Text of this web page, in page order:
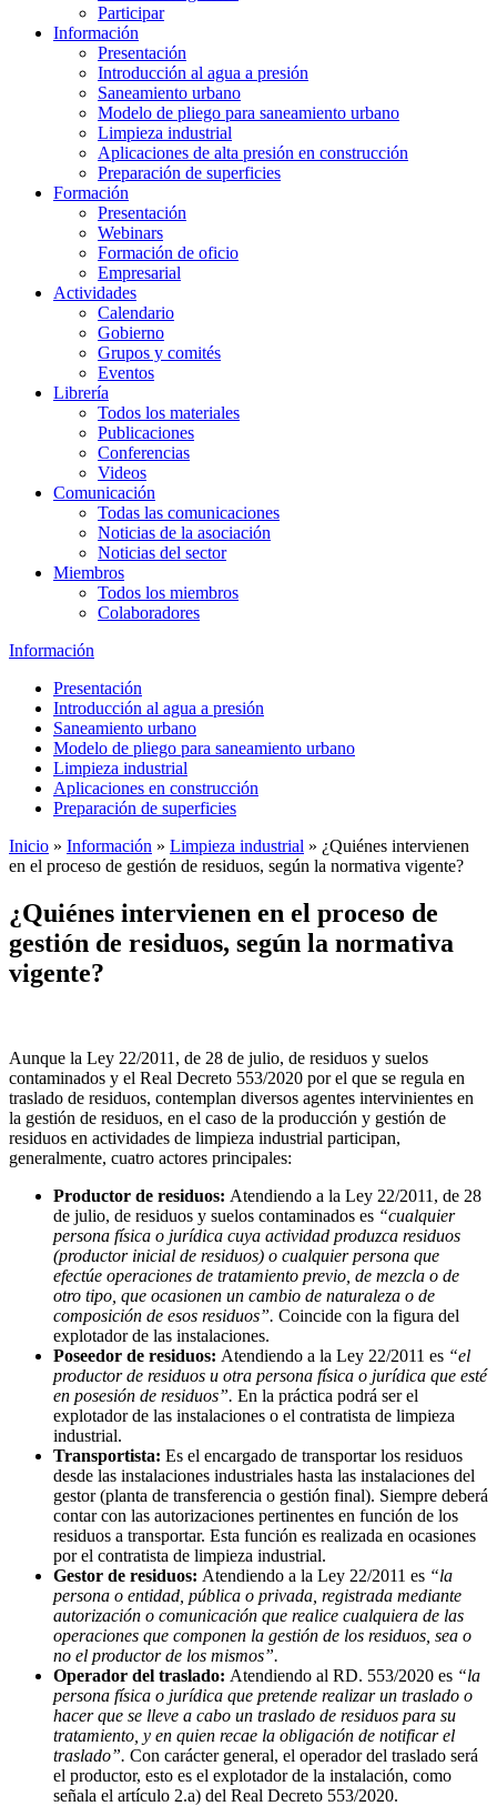
Participar
Información
Presentación
Introducción al agua a presión
Saneamiento urbano
Modelo de pliego para saneamiento urbano
Limpieza industrial
Aplicaciones de alta presión en construcción
Preparación de superficies
Formación
Presentación
Webinars
Formación de oficio
Empresarial
Actividades
Calendario
Gobierno
Grupos y comités
Eventos
Librería
Todos los materiales
Publicaciones
Conferencias
Videos
Comunicación
Todas las comunicaciones
Noticias de la asociación
Noticias del sector
Miembros
Todos los miembros
Colaboradores
Información
Presentación
Introducción al agua a presión
Saneamiento urbano
Modelo de pliego para saneamiento urbano
Limpieza industrial
Aplicaciones en construcción
Preparación de superficies
Inicio » Información » Limpieza industrial » ¿Quiénes intervienen
en el proceso de gestión de residuos, según la normativa vigente?
¿Quiénes intervienen en el proceso de
gestión de residuos, según la normativa
vigente?
Aunque la Ley 22/2011, de 28 de julio, de residuos y suelos
contaminados y el Real Decreto 553/2020 por el que se regula en
traslado de residuos, contemplan diversos agentes intervinientes en
la gestión de residuos, en el caso de la producción y gestión de
residuos en actividades de limpieza industrial participan,
generalmente, cuatro actores principales:
Productor de residuos: Atendiendo a la Ley 22/2011, de 28
de julio, de residuos y suelos con­taminados es “cualquier
persona física o jurídica cuya actividad produzca residuos
(productor inicial de residuos) o cualquier persona que
efectúe operaciones de tratamiento previo, de mezcla o de
otro tipo, que ocasionen un cambio de naturaleza o de
composición de esos residuos”. Coincide con la figura del
explotador de las instalaciones.
Poseedor de residuos: Atendiendo a la Ley 22/2011 es “el
productor de residuos u otra persona física o jurídica que esté
en posesión de residuos”. En la práctica podrá ser el
explotador de las instalaciones o el contratista de limpieza
industrial.
Transportista: Es el encargado de transportar los residuos
desde las instalaciones industriales hasta las instalaciones del
gestor (planta de transferencia o gestión final). Siempre deberá
con­tar con las autorizaciones pertinentes en función de los
residuos a transportar. Esta función es realizada en ocasiones
por el contratista de limpieza industrial.
Gestor de residuos: Atendiendo a la Ley 22/2011 es “la
persona o entidad, pública o privada, re­gistrada mediante
autorización o comunicación que realice cualquiera de las
operaciones que com­ponen la gestión de los residuos, sea o
no el productor de los mismos”.
Operador del traslado: Atendiendo al RD. 553/2020 es “la
persona física o jurídica que pretende realizar un traslado o
hacer que se lleve a cabo un traslado de residuos para su
tratamiento, y en quien recae la obligación de notificar el
traslado”. Con carácter general, el operador del traslado será
el productor, esto es el explotador de la instalación, como
señala el artículo 2.a) del Real Decreto 553/2020.